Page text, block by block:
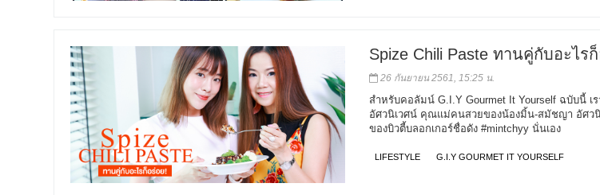
Spize Chili Paste ทานคู่กับอะไร
26 กันยายน 2561, 15:25 น.
สำหรับคอลัมน์ G.I.Y Gourmet It Yourself ฉบับนี้ เ
อัศวนิเวศน์ คุณแม่คนสวยของน้องมิ้น-สมัชญา อัศว
ของบิวตี้บลอกเกอร์ชื่อดัง #mintchyy นั่นเอง
LIFESTYLE G.I.Y GOURMET IT YOURSELF